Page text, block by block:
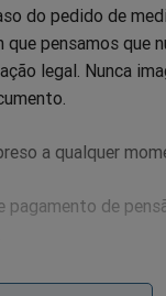
do pedido de
pensamos que
legal. Nunca
a qualquer
pagamento de